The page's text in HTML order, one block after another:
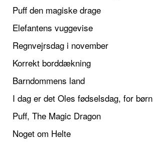
Puff den magiske drage
Elefantens vuggevise
Regnvejrsdag i november
Korrekt borddækning
Barndommens land
I dag er det Oles fødselsdag, for børn
Puff, The Magic Dragon
Noget om Helte